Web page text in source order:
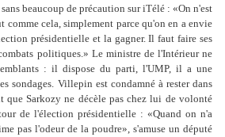
beaucoup de précaution sur iTélé : «On n'est
comme cela, simplement parce qu'on en a envie
présidentielle et la gagner. Il faut faire ses
politiques.» Le ministre de l'Intérieur ne
: il dispose du parti, l'UMP, il a une
sondages. Villepin est condamné à rester dans
que Sarkozy ne décèle pas chez lui de volonté
de l'élection présidentielle : «Quand on n'a
pas l'odeur de la poudre», s'amuse un député